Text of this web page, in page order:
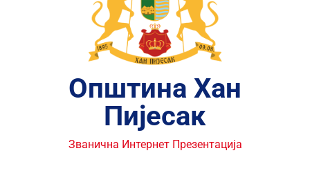
Општина Хан
Пијесак
Званична Интернет Презентација